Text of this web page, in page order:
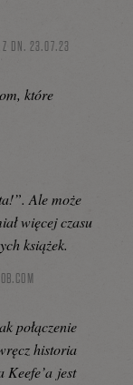
Z DN. 23.07.23
które
Ale może
więcej czasu
książek.
połączenie
historia
jest